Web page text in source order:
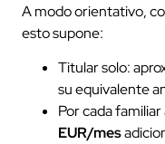
A modo orientativo,
esto supone:
Titular solo:
su equivalente
Por cada
EUR/mes